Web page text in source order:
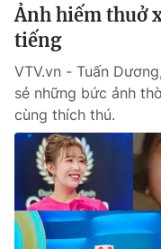
Chuyên mục khác
Emagazine
Photo
Video
VTV Money
Ảnh hiếm thuở
tiếng
VTV.vn - Tuấn
sẻ những bức ảnh
cùng thích thú.